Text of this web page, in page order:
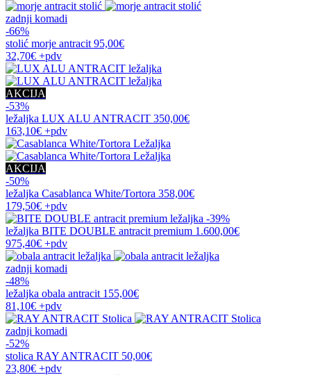
zadnji komadi
-66%
stolić morje antracit 95,00€
32,70€ +pdv
AKCIJA
-53%
ležaljka LUX ALU ANTRACIT 350,00€
163,10€ +pdv
AKCIJA
-50%
ležaljka Casablanca White/Tortora 358,00€
179,50€ +pdv
-39%
ležaljka BITE DOUBLE antracit premium 1.600,00€
975,40€ +pdv
zadnji komadi
-48%
ležaljka obala antracit 155,00€
81,10€ +pdv
zadnji komadi
-52%
stolica RAY ANTRACIT 50,00€
23,80€ +pdv